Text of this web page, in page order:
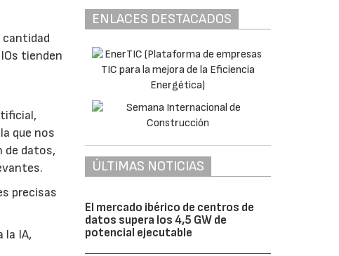
cantidad
tienden
que nos
de datos,
precisas
la IA,
ENLACES DESTACADOS
ÚLTIMAS NOTICIAS
El mercado ibérico de centros de
datos supera los 4,5 GW de
potencial ejecutable